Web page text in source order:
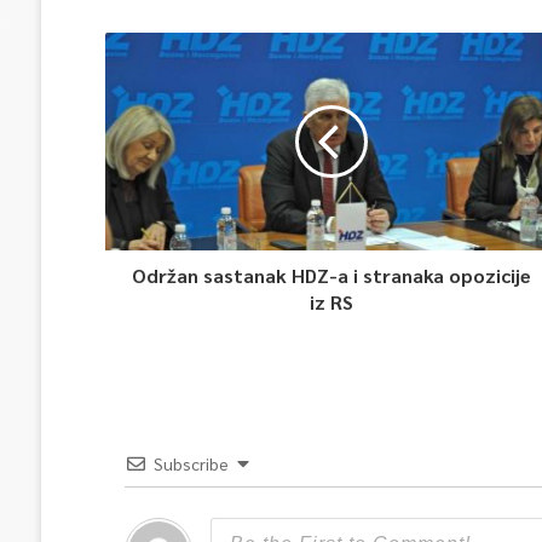
Održan sastanak HDZ-a i stranaka opozicije
iz RS
Subscribe